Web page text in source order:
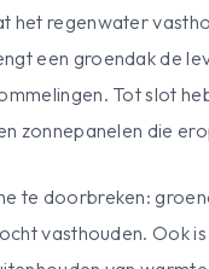
het regenwater
een groendak de
Tot slot
zonnepanelen die
te doorbreken:
vasthouden. Ook